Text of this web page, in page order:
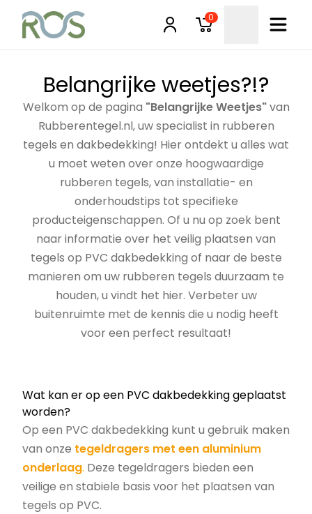
0
Belangrijke weetjes?!?
Welkom op de pagina "Belangrijke Weetjes"van
Rubberentegel.nl, uw specialist in rubberen
tegels en dakbedekking! Hier ontdekt u alles wat
u moet weten over onze hoogwaardige
rubberen tegels, van installatie- en
onderhoudstips tot specifieke
producteigenschappen. Of u nu op zoek bent
naar informatie over het veilig plaatsen van
tegels op PVC dakbedekking of naar de beste
manieren om uw rubberen tegels duurzaam te
houden, u vindt het hier. Verbeter uw
buitenruimte met de kennis die u nodig heeft
voor een perfect resultaat!
Wat kan er op een PVC dakbedekking geplaatst
worden?
Op een PVC dakbedekking kunt u gebruik maken
van onze tegeldragers met een aluminium
onderlaag. Deze tegeldragers bieden een
veilige en stabiele basis voor het plaatsen van
tegels op PVC.